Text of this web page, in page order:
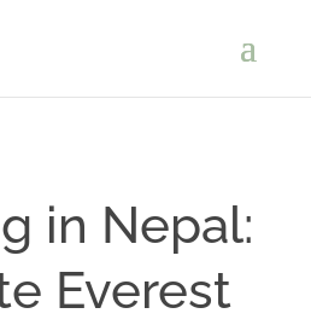
in Nepal:
Everest